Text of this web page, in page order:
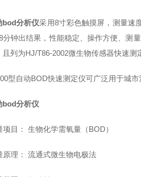
bod分析仪采用8寸彩色触摸屏，测量速
分钟出结果，性能稳定、操作方便、测
且列为HJ/T86-2002微生物传感器快速测
型自动BOD快速测定仪可广泛用于城
bod分析仪
项目： 生物化学需氧量（BOD）
原理： 流通式微生物电极法